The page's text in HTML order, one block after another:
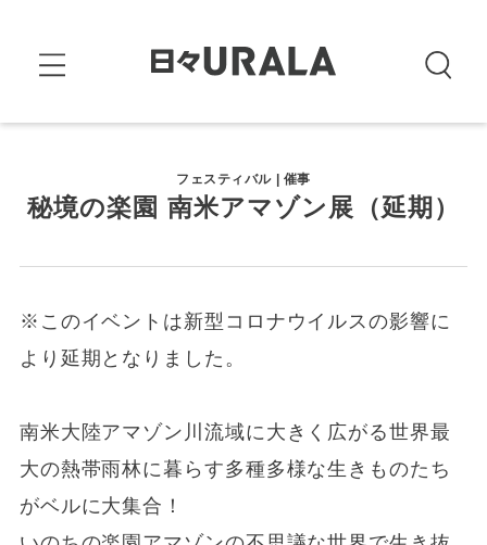
フェスティバル | 催事
秘境の楽園 南米アマゾン展（延期）
※このイベントは新型コロナウイルスの影響に
より延期となりました。
南米大陸アマゾン川流域に大きく広がる世界最
大の熱帯雨林に暮らす多種多様な生きものたち
がベルに大集合！